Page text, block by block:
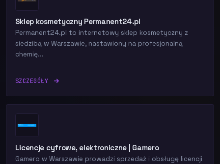
Sklep kosmetyczny Permanent24.pl
Permanent24.pl to internetowy sklep kosmetyczny z
siedzibą w Warszawie, nastawiony na profesjonalną
chemię...
SZCZEGÓŁY
Licencje cyfrowe, elektroniczne | Gamero
Gamero w Warszawie prowadzi sprzedaż i obsługę licencji